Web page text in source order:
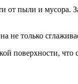
пыли и мусора.
только
поверхности,